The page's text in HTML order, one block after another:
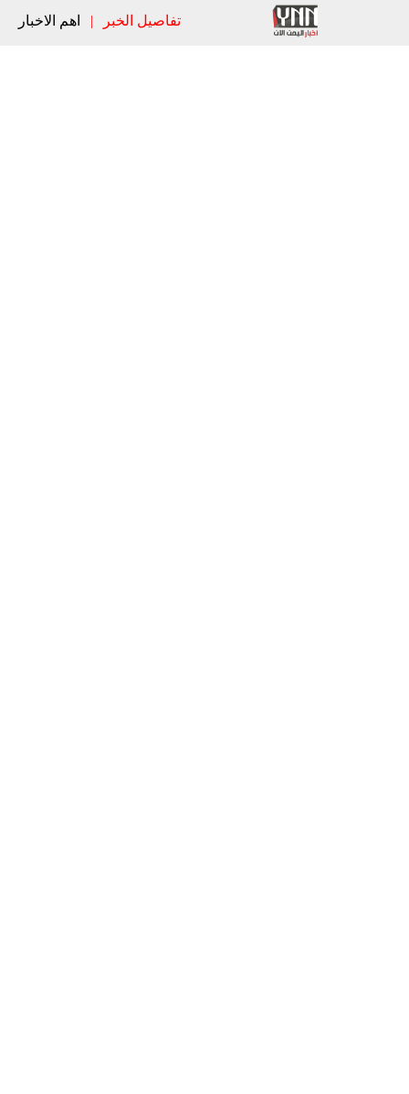
تفاصيل الخبر | اهم الاخبار